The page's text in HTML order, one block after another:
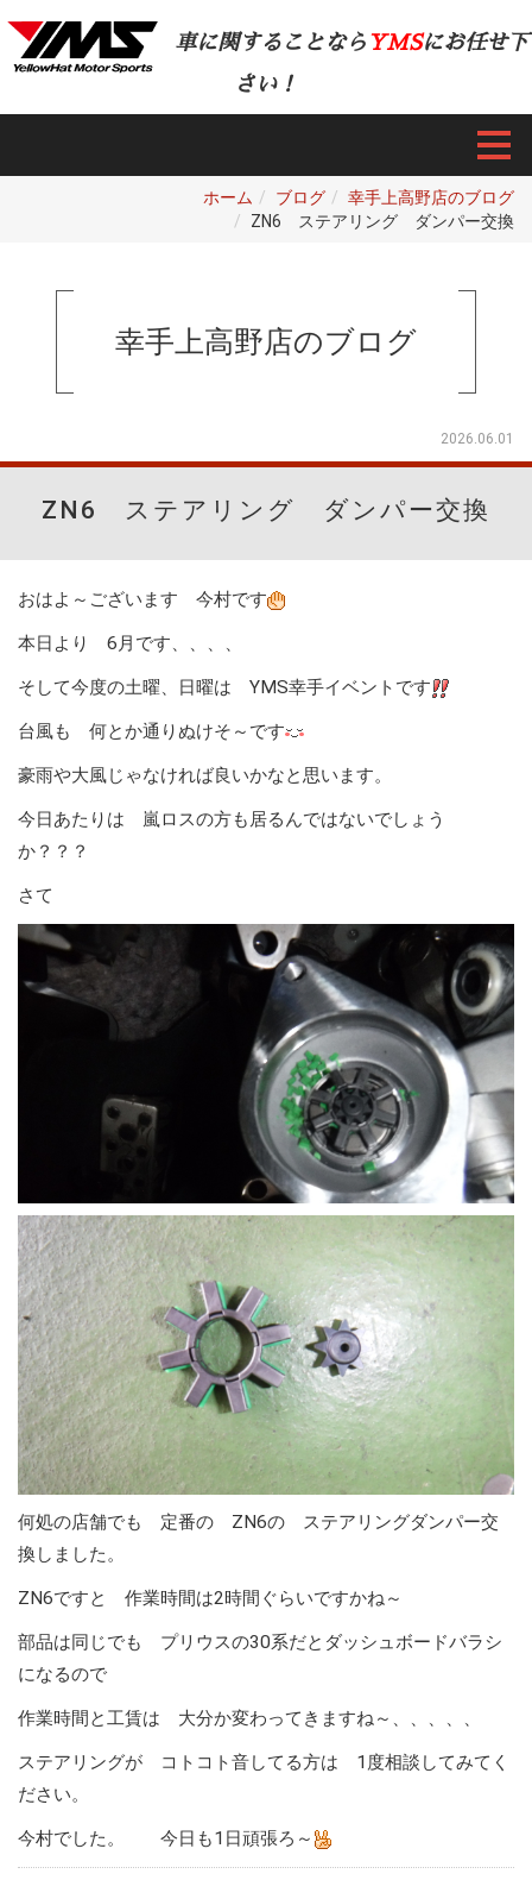
車に関することなら YMSにお任せ下
さい！
ホーム ブログ
幸手上高野店のブログ
ZN6 ステアリング ダンパー交換
幸手上高野店のブログ
2026.06.01
ZN6 ステアリング ダンパー交換
おはよ～ございます 今村です
本日より 6月です、、、、
そして今度の土曜、日曜は YMS幸手イベントです
台風も 何とか通りぬけそ～です
豪雨や大風じゃなければ良いかなと思います。
今日あたりは 嵐ロスの方も居るんではないでしょう
か？？？
さて
何処の店舗でも 定番の ZN6の ステアリングダンパー交
換しました。
ZN6ですと 作業時間は2時間ぐらいですかね～
部品は同じでも プリウスの30系だとダッシュボードバラシ
になるので
作業時間と工賃は 大分か変わってきますね～、、、、、
ステアリングが コトコト音してる方は 1度相談してみてく
ださい。
今村でした。 今日も1日頑張ろ～